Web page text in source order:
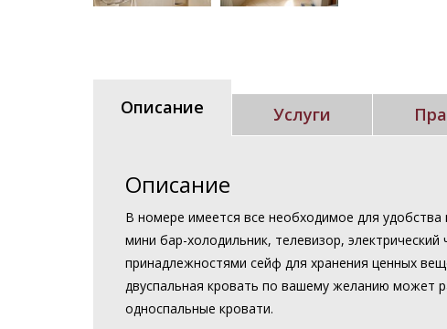
Описание Услуги
Описание
В номере имеется все необходимое для удобства
мини бар-холодильник, телевизор, электрический
принадлежностями сейф для хранения ценных
двуспальная кровать по вашему желанию может
односпальные кровати.